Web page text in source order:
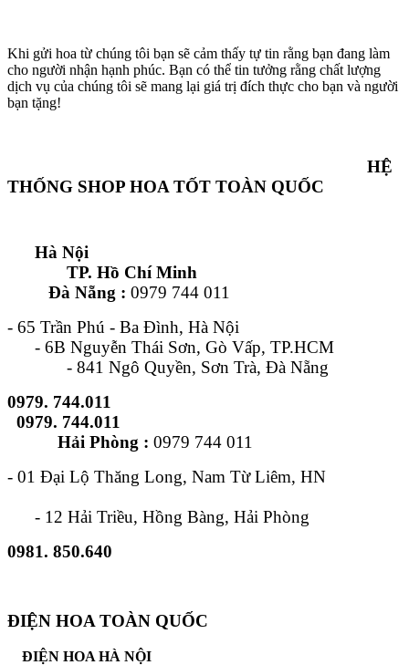
Khi gửi hoa từ chúng tôi bạn sẽ cảm thấy tự tin rằng bạn đang làm
cho người nhận hạnh phúc. Bạn có thể tin tưởng rằng chất lượng
dịch vụ của chúng tôi sẽ mang lại giá trị đích thực cho bạn và người
bạn tặng!
HỆ
THỐNG SHOP HOA TỐT TOÀN QUỐC
Hà Nội
TP. Hồ Chí Minh
Đà Nẵng : 0979 744 011
- 65 Trần Phú - Ba Đình, Hà Nội
- 6B Nguyễn Thái Sơn, Gò Vấp, TP.HCM
- 841 Ngô Quyền, Sơn Trà, Đà Nẵng
0979. 744.011
0979. 744.011
Hải Phòng : 0979 744 011
- 01 Đại Lộ Thăng Long, Nam Từ Liêm, HN
- 12 Hải Triều, Hồng Bàng, Hải Phòng
0981. 850.640
ĐIỆN HOA TOÀN QUỐC
ĐIỆN HOA HÀ NỘI